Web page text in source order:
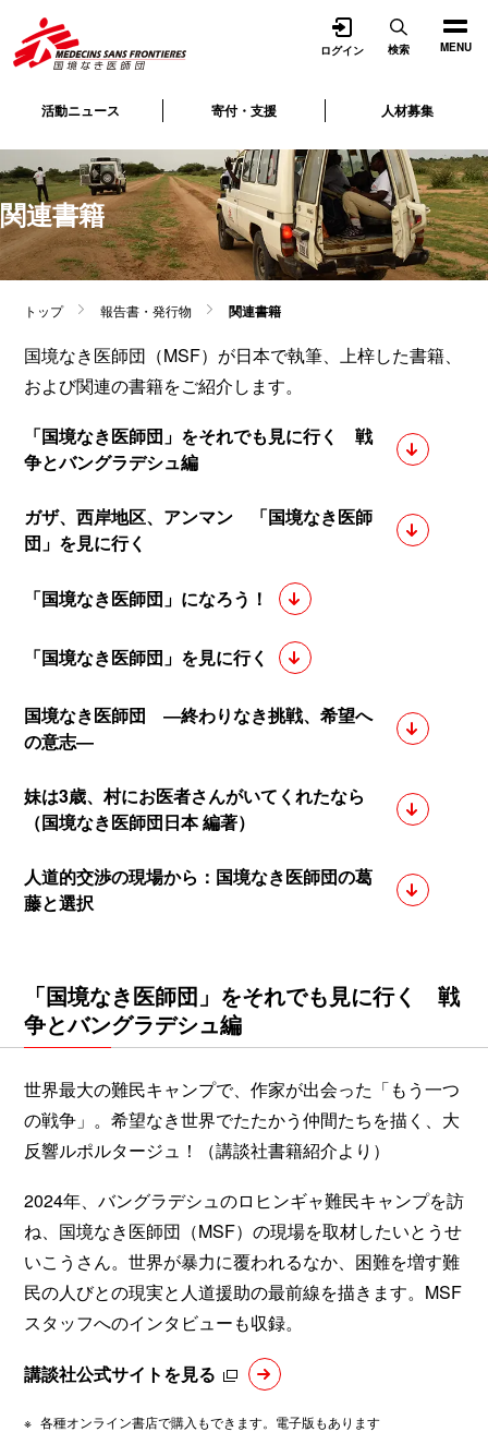
MENU
活動ニュース 寄付・支援 人材募集
ログイン 検索
トップ 報告書・発行物 関連書籍
関連書籍
国境なき医師団（MSF）が日本で執筆、上梓した書籍、
および関連の書籍をご紹介します。
「国境なき医師団」をそれでも見に行く 戦
争とバングラデシュ編
ガザ、西岸地区、アンマン 「国境なき医師
団」を見に行く
「国境なき医師団」になろう！
「国境なき医師団」を見に行く
国境なき医師団 ―終わりなき挑戦、希望へ
の意志―
妹は3歳、村にお医者さんがいてくれたなら
（国境なき医師団日本 編著）
人道的交渉の現場から：国境なき医師団の葛
藤と選択
「国境なき医師団」をそれでも見に行く 戦
争とバングラデシュ編
世界最大の難民キャンプで、作家が出会った「もう一つ
の戦争」。希望なき世界でたたかう仲間たちを描く、大
反響ルポルタージュ！（講談社書籍紹介より）
2024年、バングラデシュのロヒンギャ難民キャンプを訪
ね、国境なき医師団（MSF）の現場を取材したいとうせ
いこうさん。世界が暴力に覆われるなか、困難を増す難
民の人びとの現実と人道援助の最前線を描きます。MSF
スタッフへのインタビューも収録。
講談社公式サイトを見る
※ 各種オンライン書店で購入もできます。電子版もあります